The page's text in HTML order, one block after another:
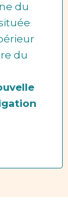
du
du